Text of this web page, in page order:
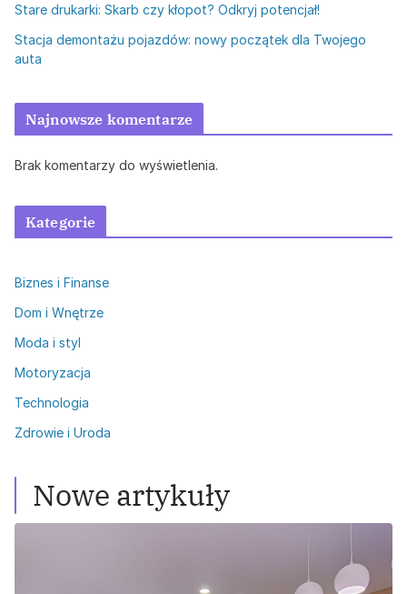
Stare drukarki: Skarb czy kłopot? Odkryj potencjał!
Stacja demontażu pojazdów: nowy początek dla Twojego
auta
Najnowsze komentarze
Brak komentarzy do wyświetlenia.
Kategorie
Biznes i Finanse
Dom i Wnętrze
Moda i styl
Motoryzacja
Technologia
Zdrowie i Uroda
Nowe artykuły